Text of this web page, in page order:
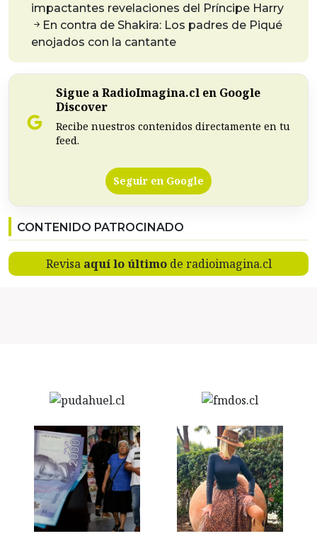
impactantes revelaciones del Príncipe Harry
En contra de Shakira: Los padres de Piqué
enojados con la cantante
Sigue a RadioImagina.cl en Google
Discover
Recibe nuestros contenidos directamente en tu
feed.
Seguir en Google
CONTENIDO PATROCINADO
Revisa aquí lo últimode radioimagina.cl